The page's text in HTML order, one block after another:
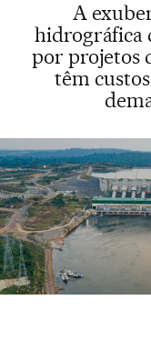
A
hidrográfica
por projetos
têm